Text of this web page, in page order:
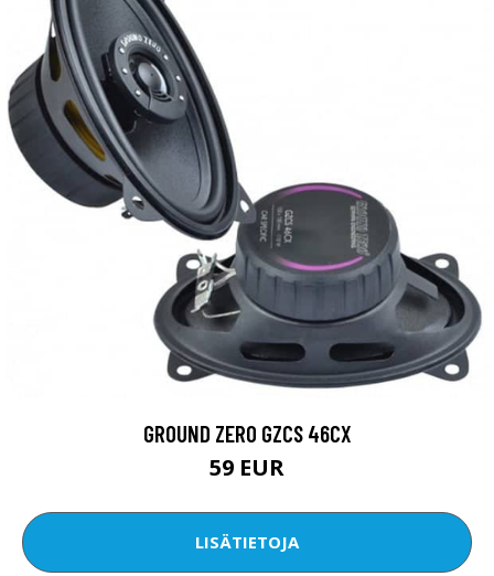
GROUND ZERO GZCS 46CX
59 EUR
LISÄTIETOJA